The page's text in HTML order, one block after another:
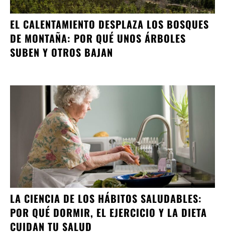
EL CALENTAMIENTO DESPLAZA LOS BOSQUES
DE MONTAÑA: POR QUÉ UNOS ÁRBOLES
SUBEN Y OTROS BAJAN
LA CIENCIA DE LOS HÁBITOS SALUDABLES:
POR QUÉ DORMIR, EL EJERCICIO Y LA DIETA
CUIDAN TU SALUD